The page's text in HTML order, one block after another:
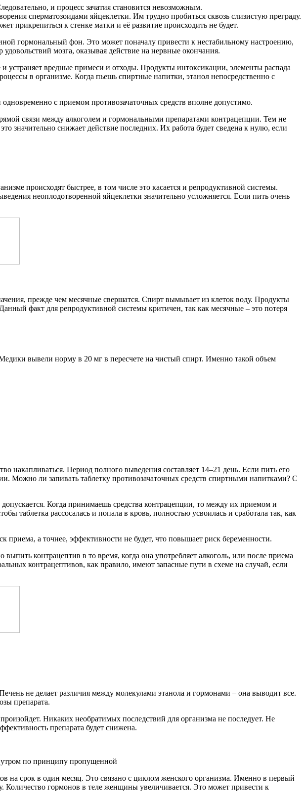
и процесс зачатия становится невозможным.
сперматозоидами яйцеклетки. Им трудно пробиться сквозь слизистую преграду.
прикрепиться к стенке матки и её развитие происходить не будет.
гормональный фон. Это может поначалу привести к нестабильному настроению,
мозга, оказывая действие на нервные окончания.
устраняет вредные примеси и отходы. Продукты интоксикации, элементы распада
в организме. Когда пьешь спиртные напитки, этанол непосредственно с
с приемом противозачаточных средств вполне допустимо.
связи между алкоголем и гормональными препаратами контрацепции. Тем не
значительно снижает действие последних. Их работа будет сведена к нулю, если
происходят быстрее, в том числе это касается и репродуктивной системы.
неоплодотворенной яйцеклетки значительно усложняется. Если пить очень
прежде чем месячные свершатся. Спирт вымывает из клеток воду. Продукты
факт для репродуктивной системы критичен, так как месячные – это потеря
вывели норму в 20 мг в пересчете на чистый спирт. Именно такой объем
накапливаться. Период полного выведения составляет 14–21 день. Если пить его
Можно ли запивать таблетку противозачаточных средств спиртными напитками? С
Когда принимаешь средства контрацепции, то между их приемом и
таблетка рассосалась и попала в кровь, полностью усвоилась и сработала так, как
приема, а точнее, эффективности не будет, что повышает риск беременности.
контрацептив в то время, когда она употребляет алкоголь, или после приема
контрацептивов, как правило, имеют запасные пути в схеме на случай, если
не делает различия между молекулами этанола и гормонами – она выводит все.
препарата.
Никаких необратимых последствий для организма не последует. Не
препарата будет снижена.
утром по принципу пропущенной
на срок в один месяц. Это связано с циклом женского организма. Именно в первый
Количество гормонов в теле женщины увеличивается. Это может привести к